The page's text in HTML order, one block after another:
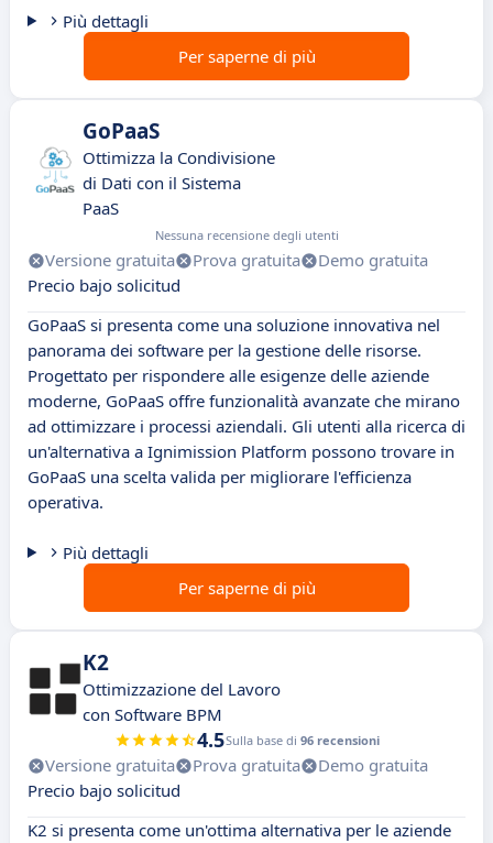
Più dettagli
Per saperne di più
GoPaaS
Ottimizza la Condivisione
di Dati con il Sistema
PaaS
Nessuna recensione degli utenti
Versione gratuita Prova gratuita
Demo gratuita
Precio bajo solicitud
GoPaaS si presenta come una soluzione innovativa nel
panorama dei software per la gestione delle risorse.
Progettato per rispondere alle esigenze delle aziende
moderne, GoPaaS offre funzionalità avanzate che mirano
ad ottimizzare i processi aziendali. Gli utenti alla ricerca di
un'alternativa a Ignimission Platform possono trovare in
GoPaaS una scelta valida per migliorare l'efficienza
operativa.
Più dettagli
Per saperne di più
K2
Ottimizzazione del Lavoro
con Software BPM
4.5Sulla base di 96 recensioni
Versione gratuita Prova gratuita
Demo gratuita
Precio bajo solicitud
K2 si presenta come un'ottima alternativa per le aziende